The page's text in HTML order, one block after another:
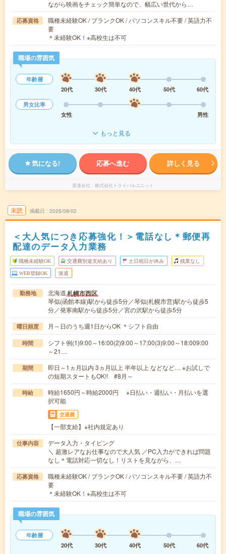
ながら映画をチェック簡単なので、幅広い世代から…
応募資格
職種未経験OK / ブランクOK / パソコンスキル不要 / 英語力不
要
＊未経験OK！※高校生は不可
職場の雰囲気
年齢層
20代
30代 40代 50代
60代
男女比率
女性
男性
もっと見る
気になる! 応募へ進む 詳しく見る
派遣会社 株式会社トライバルユニット
未読 掲載日 2026/08/02
＜大人気につき応募強化！＞電話なし＊郵便再
配達のデータ入力業務
職種未経験OK 交通費別途支給あり 土日祝日が休み 残業なし
WEB登録OK 派遣
勤務地 北海道札幌市西区
琴似(函館本線)駅から徒歩5分／琴似(札幌市営)駅から徒歩5
分／発寒南駅から徒歩5分／宮の沢駅から徒歩5分
曜日頻度 月～日のうち週1日からOK ＊シフト自由
時間
シフト例(1)9:00～16:00(2)9:00～17:00(3)9:00～18:009:00
～21…
期間
即日～1ヵ月以内 3ヵ月以上 半年以上 などなど… ※お試しで
の短期スタートもOK!! #8月～
時給
時給1650円～時給2000円 ※日払い・週払い・月払いを選
択可能
交通費
【一部支給】※社内規定あり
仕事内容
データ入力・タイピング
＼ 超激レアなお仕事なので大人気 ／PC入力ができれば問題
なし＊電話対応一切なし！リストを見ながら、…
応募資格
職種未経験OK / ブランクOK / パソコンスキル不要 / 英語力不
要
＊未経験OK！※高校生は不可
職場の雰囲気
年齢層
20代
30代 40代 50代
60代